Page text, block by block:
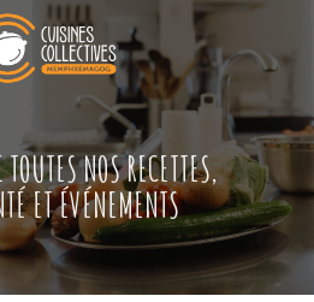
NOS RECETTES,
ET ÉVÉNEMENTS